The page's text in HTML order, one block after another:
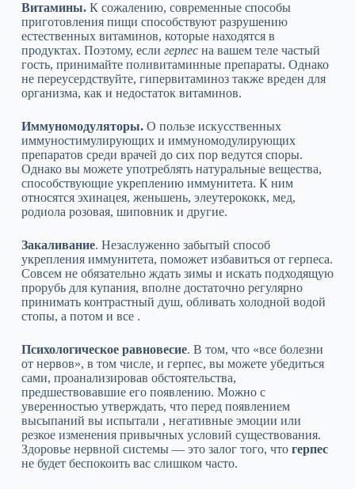
Витамины.К сожалению, современные способы
приготовления пищи способствуют разрушению
естественных витаминов, которые находятся в
продуктах. Поэтому, если герпесна вашем теле частый
гость, принимайте поливитаминные препараты. Однако
не переусердствуйте, гипервитаминоз также вреден для
организма, как и недостаток витаминов.
Иммуномодуляторы.О пользе искусственных
иммуностимулирующих и иммуномодулирующих
препаратов среди врачей до сих пор ведутся споры.
Однако вы можете употреблять натуральные вещества,
способствующие укреплению иммунитета. К ним
относятся эхинацея, женьшень, элеутерококк, мед,
родиола розовая, шиповник и другие.
Закаливание. Незаслуженно забытый способ
укрепления иммунитета, поможет избавиться от герпеса.
Совсем не обязательно ждать зимы и искать подходящую
прорубь для купания, вполне достаточно регулярно
принимать контрастный душ, обливать холодной водой
стопы, а потом и все .
Психологическое равновесие. В том, что «все болезни
от нервов», в том числе, и герпес, вы можете убедиться
сами, проанализировав обстоятельства,
предшествовавшие его появлению. Можно с
уверенностью утверждать, что перед появлением
высыпаний вы испытали , негативные эмоции или
резкое изменения привычных условий существования.
Здоровье нервной системы — это залог того, что герпес
не будет беспокоить вас слишком часто.